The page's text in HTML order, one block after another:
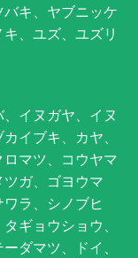
キ、ヤブニッケ
、ユズ、ユズリ
イヌガヤ、イヌ
イブキ、カヤ、
マツ、コウヤマ
ガ、ゴヨウマ
ラ、シノブヒ
ギョウショウ、
ダマツ、ドイ、